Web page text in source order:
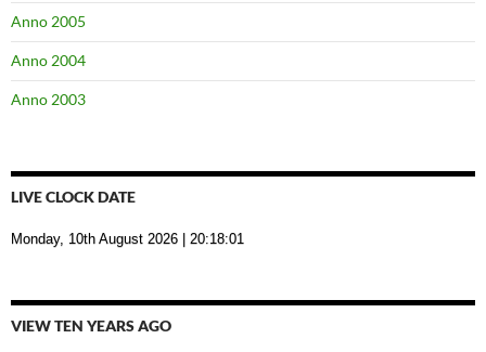
Anno 2005
Anno 2004
Anno 2003
LIVE CLOCK DATE
Monday, 10th August 2026 | 20:18:02
VIEW TEN YEARS AGO